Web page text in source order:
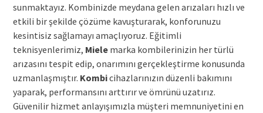
sunmaktayız. Kombinizde meydana gelen arızaları hızlı ve
etkili bir şekilde çözüme kavuşturarak, konforunuzu
kesintisiz sağlamayı amaçlıyoruz. Eğitimli
teknisyenlerimiz, Mielemarka kombilerinizin her türlü
arızasını tespit edip, onarımını gerçekleştirme konusunda
uzmanlaşmıştır. Kombicihazlarınızın düzenli bakımını
yaparak, performansını arttırır ve ömrünü uzatırız.
Güvenilir hizmet anlayışımızla müşteri memnuniyetini en